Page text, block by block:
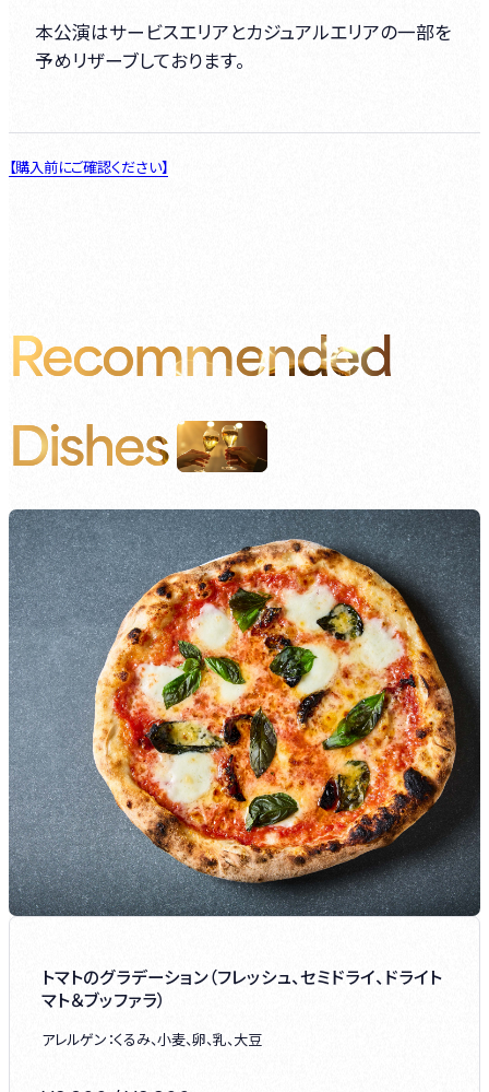
本公演はサービスエリアとカジュアルエリアの一部を
予めリザーブしております。
【購入前にご確認ください】
Recommended
Dishes
トマトのグラデーション（フレッシュ、セミドライ、ドライト
マト＆ブッファラ）
アレルゲン：くるみ、小麦、卵、乳、大豆